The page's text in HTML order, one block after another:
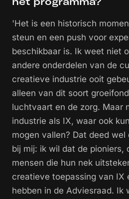
'Het is een historisch
steun en een push voor
beschikbaar is. Ik weet niet
andere onderdelen van de
creatieve industrie ooit
alleen van dit soort
luchtvaart en de zorg. Maar
industrie als IX, waar ook
mogen vallen? Dat deed wel
bij mij: ik wil dat de pioniers,
mensen die hun nek
creatieve toepassing van IX
hebben in de Adviesraad. Ik